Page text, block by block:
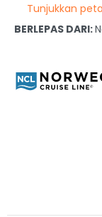
Tunjukkan peta
BERLEPAS DARI: